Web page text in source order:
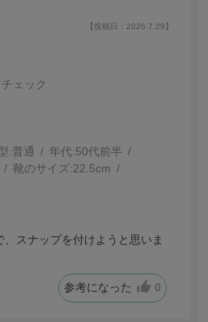
【投稿日：2026.7.29】
ェック
:普通 年代:50代前半
靴のサイズ:22.5cm
スナップを付けようと思いま
参考になった 0